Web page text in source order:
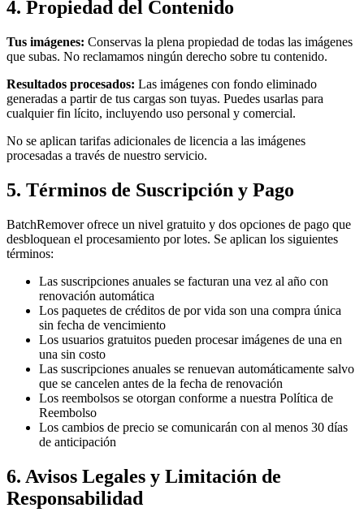
4. Propiedad del Contenido
Tus imágenes: Conservas la plena propiedad de todas las imágenes
que subas. No reclamamos ningún derecho sobre tu contenido.
Resultados procesados: Las imágenes con fondo eliminado
generadas a partir de tus cargas son tuyas. Puedes usarlas para
cualquier fin lícito, incluyendo uso personal y comercial.
No se aplican tarifas adicionales de licencia a las imágenes
procesadas a través de nuestro servicio.
5. Términos de Suscripción y Pago
BatchRemover ofrece un nivel gratuito y dos opciones de pago que
desbloquean el procesamiento por lotes. Se aplican los siguientes
términos:
Las suscripciones anuales se facturan una vez al año con
renovación automática
Los paquetes de créditos de por vida son una compra única
sin fecha de vencimiento
Los usuarios gratuitos pueden procesar imágenes de una en
una sin costo
Las suscripciones anuales se renuevan automáticamente salvo
que se cancelen antes de la fecha de renovación
Los reembolsos se otorgan conforme a nuestra Política de
Reembolso
Los cambios de precio se comunicarán con al menos 30 días
de anticipación
6. Avisos Legales y Limitación de
Responsabilidad